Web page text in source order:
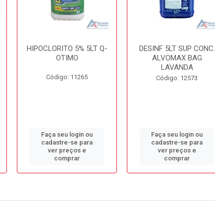
HIPOCLORITO 5% 5LT Q-
OTIMO
Código: 11265
Faça seu login ou
cadastre-se para
ver preços e
comprar
DESINF 5LT SUP CONC.
ALVOMAX BAG
LAVANDA
Código: 12573
Faça seu login ou
cadastre-se para
ver preços e
comprar